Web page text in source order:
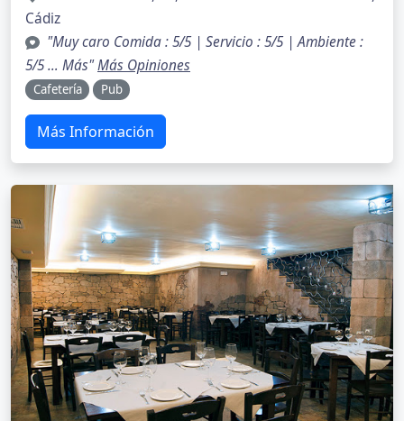
Cádiz
"Muy caro Comida : 5/5 | Servicio : 5/5 | Ambiente :
5/5 … Más"Más Opiniones
Cafetería Pub
Más Información